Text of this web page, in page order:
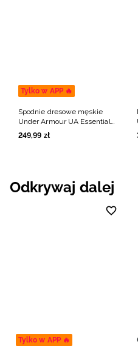
Tylko w APP 🔥
Spodnie dresowe męskie
Under Armour UA Essential
Fleece Jogger - granatowe
249,99 zł
Odkrywaj dalej
Tylko w APP 🔥